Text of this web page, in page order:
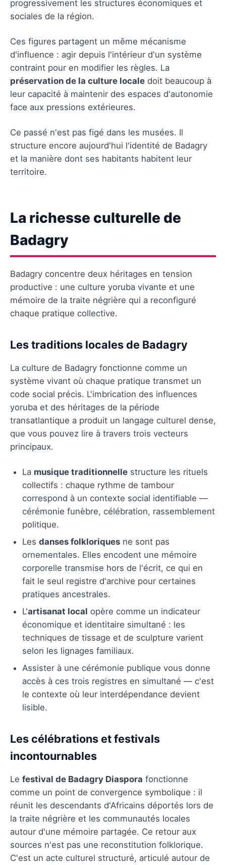
progressivement les structures économiques et
sociales de la région.
Ces figures partagent un même mécanisme
d'influence : agir depuis l'intérieur d'un système
contraint pour en modifier les règles. La
préservation de la culture locale doit beaucoup à
leur capacité à maintenir des espaces d'autonomie
face aux pressions extérieures.
Ce passé n'est pas figé dans les musées. Il
structure encore aujourd'hui l'identité de Badagry
et la manière dont ses habitants habitent leur
territoire.
La richesse culturelle de
Badagry
Badagry concentre deux héritages en tension
productive : une culture yoruba vivante et une
mémoire de la traite négrière qui a reconfiguré
chaque pratique collective.
Les traditions locales de Badagry
La culture de Badagry fonctionne comme un
système vivant où chaque pratique transmet un
code social précis. L'imbrication des influences
yoruba et des héritages de la période
transatlantique a produit un langage culturel dense,
que vous pouvez lire à travers trois vecteurs
principaux.
La musique traditionnelle structure les rituels
collectifs : chaque rythme de tambour
correspond à un contexte social identifiable —
cérémonie funèbre, célébration, rassemblement
politique.
Les danses folkloriques ne sont pas
ornementales. Elles encodent une mémoire
corporelle transmise hors de l'écrit, ce qui en
fait le seul registre d'archive pour certaines
pratiques ancestrales.
L'artisanat local opère comme un indicateur
économique et identitaire simultané : les
techniques de tissage et de sculpture varient
selon les lignages familiaux.
Assister à une cérémonie publique vous donne
accès à ces trois registres en simultané — c'est
le contexte où leur interdépendance devient
lisible.
Les célébrations et festivals
incontournables
Le festival de Badagry Diaspora fonctionne
comme un point de convergence symbolique : il
réunit les descendants d'Africains déportés lors de
la traite négrière et les communautés locales
autour d'une mémoire partagée. Ce retour aux
sources n'est pas une reconstitution folklorique.
C'est un acte culturel structuré, articulé autour de